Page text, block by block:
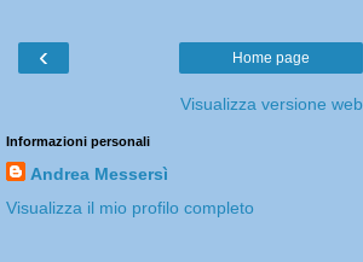
‹ Home page
Visualizza versione web
Informazioni personali
Andrea Messersì
Visualizza il mio profilo completo